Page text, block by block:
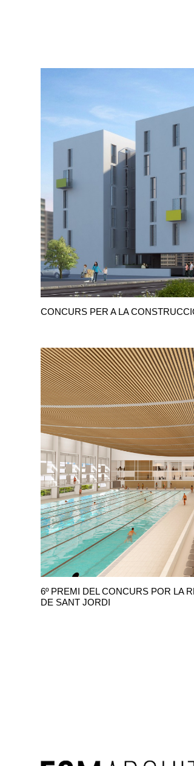
CONCURS PER A LA
6º PREMI DEL CONCURS POR LA
DE SANT JORDI